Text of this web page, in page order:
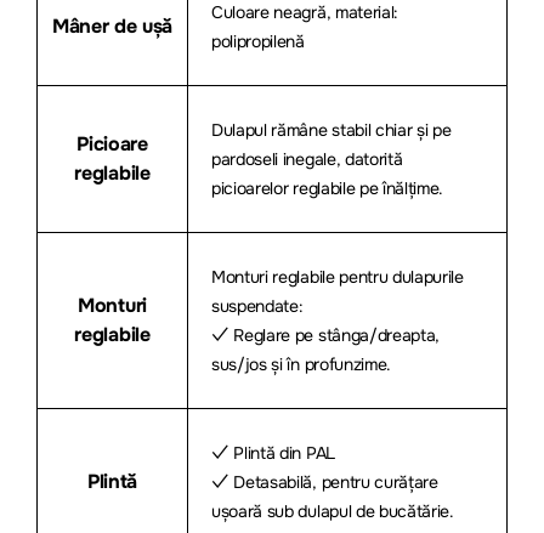
Mâner de ușă
Culoare neagră, material:
polipropilenă
Picioare
reglabile
Dulapul rămâne stabil chiar și pe
pardoseli inegale, datorită
picioarelor reglabile pe înălțime.
Monturi
reglabile
Monturi reglabile pentru dulapurile
suspendate:
✓ Reglare pe stânga/dreapta,
sus/jos și în profunzime.
Plintă
✓ Plintă din PAL
✓ Detasabilă, pentru curățare
ușoară sub dulapul de bucătărie.